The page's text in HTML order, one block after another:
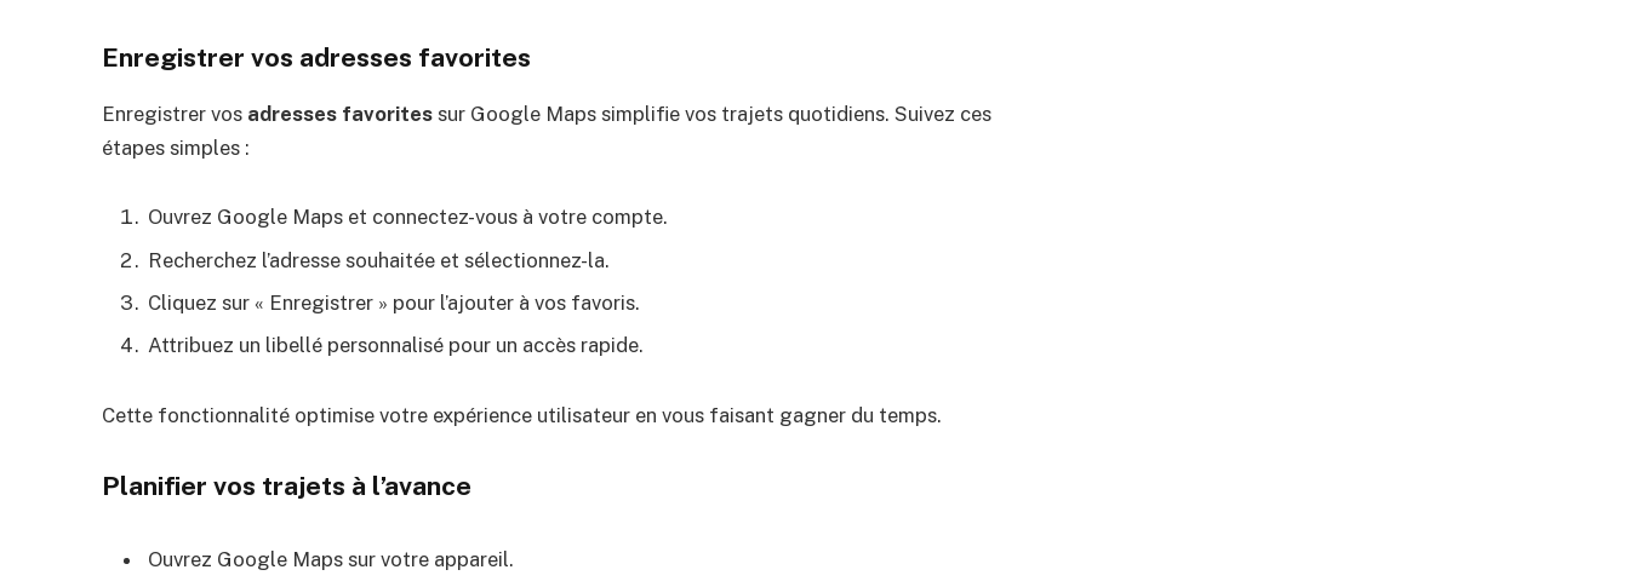
Enregistrer vos adresses favorites
Enregistrer vos adresses favorites sur Google Maps simplifie vos trajets quotidiens. Suivez ces
étapes simples :
Ouvrez Google Maps et connectez-vous à votre compte.
Recherchez l’adresse souhaitée et sélectionnez-la.
Cliquez sur « Enregistrer » pour l’ajouter à vos favoris.
Attribuez un libellé personnalisé pour un accès rapide.
Cette fonctionnalité optimise votre expérience utilisateur en vous faisant gagner du temps.
Planifier vos trajets à l’avance
Ouvrez Google Maps sur votre appareil.